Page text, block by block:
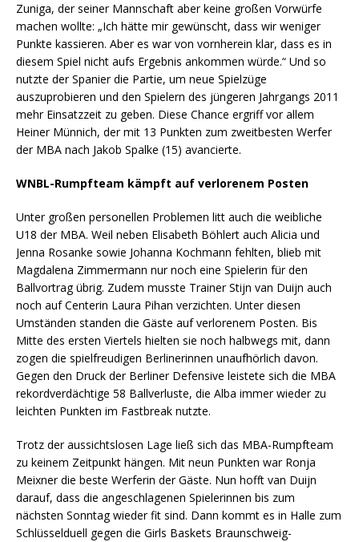
Zuniga, der seiner Mannschaft aber keine großen Vorwürfe
machen wollte: „Ich hätte mir gewünscht, dass wir weniger
Punkte kassieren. Aber es war von vornherein klar, dass es in
diesem Spiel nicht aufs Ergebnis ankommen würde.“ Und so
nutzte der Spanier die Partie, um neue Spielzüge
auszuprobieren und den Spielern des jüngeren Jahrgangs 2011
mehr Einsatzzeit zu geben. Diese Chance ergriff vor allem
Heiner Münnich, der mit 13 Punkten zum zweitbesten Werfer
der MBA nach Jakob Spalke (15) avancierte.
WNBL-Rumpfteam kämpft auf verlorenem Posten
Unter großen personellen Problemen litt auch die weibliche
U18 der MBA. Weil neben Elisabeth Böhlert auch Alicia und
Jenna Rosanke sowie Johanna Kochmann fehlten, blieb mit
Magdalena Zimmermann nur noch eine Spielerin für den
Ballvortrag übrig. Zudem musste Trainer Stijn van Duijn auch
noch auf Centerin Laura Pihan verzichten. Unter diesen
Umständen standen die Gäste auf verlorenem Posten. Bis
Mitte des ersten Viertels hielten sie noch halbwegs mit, dann
zogen die spielfreudigen Berlinerinnen unaufhörlich davon.
Gegen den Druck der Berliner Defensive leistete sich die MBA
rekordverdächtige 58 Ballverluste, die Alba immer wieder zu
leichten Punkten im Fastbreak nutzte.
Trotz der aussichtslosen Lage ließ sich das MBA-Rumpfteam
zu keinem Zeitpunkt hängen. Mit neun Punkten war Ronja
Meixner die beste Werferin der Gäste. Nun hofft van Duijn
darauf, dass die angeschlagenen Spielerinnen bis zum
nächsten Sonntag wieder fit sind. Dann kommt es in Halle zum
Schlüsselduell gegen die Girls Baskets Braunschweig-